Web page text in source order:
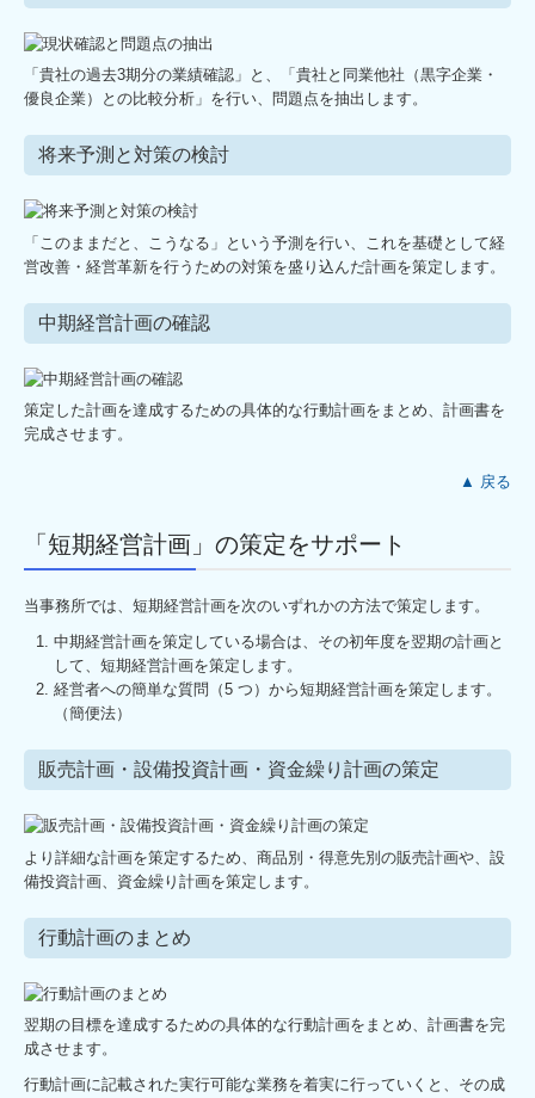
「貴社の過去3期分の業績確認」と、「貴社と同業他社（黒字企業・
優良企業）との比較分析」を行い、問題点を抽出します。
将来予測と対策の検討
「このままだと、こうなる」という予測を行い、これを基礎として経
営改善・経営革新を行うための対策を盛り込んだ計画を策定します。
中期経営計画の確認
策定した計画を達成するための具体的な行動計画をまとめ、計画書を
完成させます。
▲ 戻る
「短期経営計画」の策定をサポート
当事務所では、短期経営計画を次のいずれかの方法で策定します。
中期経営計画を策定している場合は、その初年度を翌期の計画と
して、短期経営計画を策定します。
経営者への簡単な質問（5 つ）から短期経営計画を策定します。
（簡便法）
販売計画・設備投資計画・資金繰り計画の策定
より詳細な計画を策定するため、商品別・得意先別の販売計画や、設
備投資計画、資金繰り計画を策定します。
行動計画のまとめ
翌期の目標を達成するための具体的な行動計画をまとめ、計画書を完
成させます。
行動計画に記載された実行可能な業務を着実に行っていくと、その成